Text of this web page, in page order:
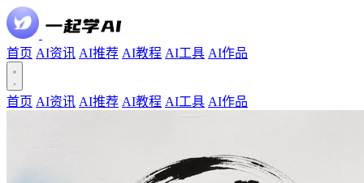
首页 AI资讯 AI推荐 AI教程 AI工具 AI作品
首页 AI资讯 AI推荐 AI教程 AI工具 AI作品